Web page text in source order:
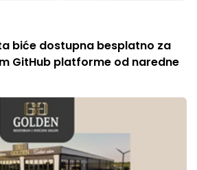
biće dostupna besplatno za
GitHub platforme od naredne